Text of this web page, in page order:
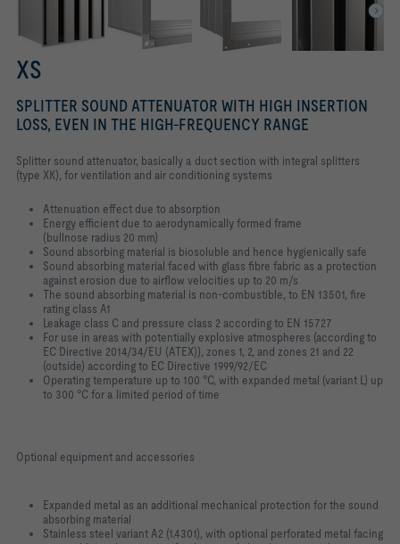
XS
SPLITTER SOUND ATTENUATOR WITH HIGH INSERTION
LOSS, EVEN IN THE HIGH-FREQUENCY RANGE
Splitter sound attenuator, basically a duct section with integral splitters
(type XK), for ventilation and air conditioning systems
Attenuation effect due to absorption
Energy efficient due to aerodynamically formed frame
(bullnose radius 20 mm)
Sound absorbing material is biosoluble and hence hygienically safe
Sound absorbing material faced with glass fibre fabric as a protection
against erosion due to airflow velocities up to 20 m/s
The sound absorbing material is non-combustible, to EN 13501, fire
rating class A1
Leakage class C and pressure class 2 according to EN 15727
For use in areas with potentially explosive atmospheres (according to
EC Directive 2014/34/EU (ATEX)), zones 1, 2, and zones 21 and 22
(outside) according to EC Directive 1999/92/EC
Operating temperature up to 100 °C, with expanded metal (variant L) up
to 300 °C for a limited period of time
Optional equipment and accessories
Expanded metal as an additional mechanical protection for the sound
absorbing material
Stainless steel variant A2 (1.4301), with optional perforated metal facing